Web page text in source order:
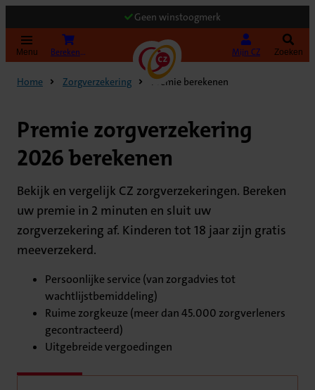
Geen winstoogmerk
Menu Bereken uw premie Mijn CZ Zoeken
Home Zorgverzekering Premie berekenen
Premie zorgverzekering
2026 berekenen
Bekijk en vergelijk CZ zorgverzekeringen. Bereken
uw premie in 2 minuten en sluit uw
zorgverzekering af. Kinderen tot 18 jaar zijn gratis
meeverzekerd.
Persoonlijke service (van zorgadvies tot
wachtlijstbemiddeling)
Ruime zorgkeuze (meer dan 45.000 zorgverleners
gecontracteerd)
Uitgebreide vergoedingen